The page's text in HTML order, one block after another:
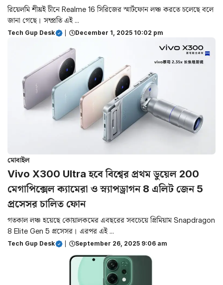
রিয়েলমি‌ শীঘ্রই চীনে Realme 16 সিরিজের স্মার্টফোন লঞ্চ করতে চলেছে বলে
জানা গেছে। সম্প্রতি এই ...
Tech Gup Desk December 1, 2025 10:02 pm
মোবাইল
Vivo X300 Ultra হবে বিশ্বের প্রথম ডুয়েল 200
মেগাপিক্সেল ক্যামেরা ও স্ন্যাপড্রাগন 8 এলিট জেন 5
প্রসেসর চালিত ফোন
গতকাল লঞ্চ হয়েছে কোয়ালকমের এবছরের সবচেয়ে প্রিমিয়াম Snapdragon
8 Elite Gen 5 প্রসেসর। এরপর এই ...
Tech Gup Desk September 26, 2025 9:06 am